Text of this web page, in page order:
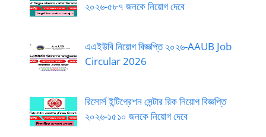
২০২৬-৫৮৭ জনকে নিয়োগ দেবে
এএইউবি নিয়োগ বিজ্ঞপ্তি ২০২৬-AAUB Job
Circular 2026
রিসোর্স ইন্টিগ্রেশন সেন্টার রিক নিয়োগ বিজ্ঞপ্তি
২০২৬-১৫১০ জনকে নিয়োগ দেবে